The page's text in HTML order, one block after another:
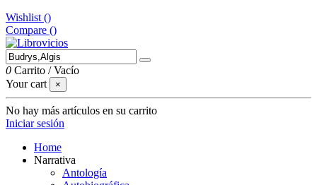
Wishlist ()
Compare ()
0 Carrito /Vacío
Your cart
×
No hay más artículos en su carrito
Iniciar sesión
Home
Narrativa
Antología